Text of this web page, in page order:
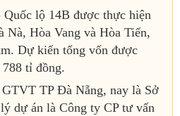
Quốc lộ 14B được thực hiện
Nà, Hòa Vang và Hòa Tiến,
Dự kiến tổng vốn được
tỉ đồng.
TP Đà Nẵng, nay là Sở
dự án là Công ty CP tư vấn